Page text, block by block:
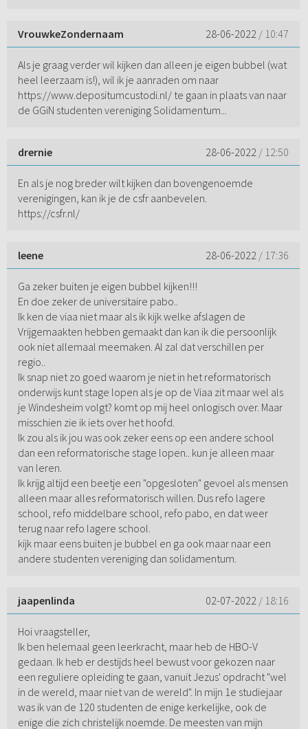
VrouwkeZondernaam 28-06-2022 / 10:47
Als je graag verder wil kijken dan alleen je eigen bubbel (wat
heel leerzaam is!), wil ik je aanraden om naar
https://www.depositumcustodi.nl/ te gaan in plaats van naar
de GGiN studenten vereniging Solidamentum...
drernie 28-06-2022 / 12:50
En als je nog breder wilt kijken dan bovengenoemde
verenigingen, kan ik je de csfr aanbevelen.
https://csfr.nl/
leene 28-06-2022 / 17:36
Ga zeker buiten je eigen bubbel kijken!!!
En doe zeker de universitaire pabo..
Ik ken de viaa niet maar als ik kijk welke afslagen de
Vrijgemaakten hebben gemaakt dan kan ik die persoonlijk
ook niet allemaal meemaken. Al zal dat verschillen per
regio..
Ik snap niet zo goed waarom je niet in het reformatorisch
onderwijs kunt stage lopen als je op de Viaa zit maar wel als
je Windesheim volgt? komt op mij heel onlogisch over. Maar
misschien zie ik iets over het hoofd.
Ik zou als ik jou was ook zeker eens op een andere school
dan een reformatorische stage lopen.. kun je alleen maar
van leren.
Ik krijg altijd een beetje een "opgesloten" gevoel als mensen
alleen maar alles reformatorisch willen. Dus refo lagere
school, refo middelbare school, refo pabo, en dat weer
terug naar refo lagere school.
kijk maar eens buiten je bubbel en ga ook maar naar een
andere studenten vereniging dan solidamentum.
jaapenlinda 02-07-2022 / 18:16
Hoi vraagsteller,
Ik ben helemaal geen leerkracht, maar heb de HBO-V
gedaan. Ik heb er destijds heel bewust voor gekozen naar
een reguliere opleiding te gaan, vanuit Jezus' opdracht "wel
in de wereld, maar niet van de wereld". In mijn 1e studiejaar
was ik van de 120 studenten de enige kerkelijke, ook de
enige die zich christelijk noemde. De meesten van mijn